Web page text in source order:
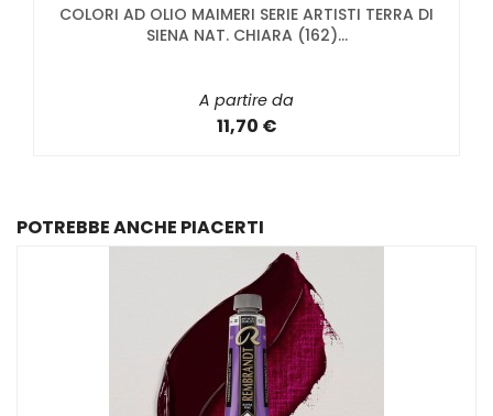
COLORI AD OLIO MAIMERI SERIE ARTISTI TERRA DI
SIENA NAT. CHIARA (162)...
A partire da
11,70 €
POTREBBE ANCHE PIACERTI